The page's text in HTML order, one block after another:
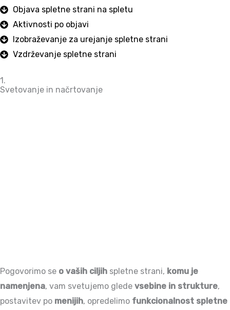
Objava spletne strani na spletu
Aktivnosti po objavi
Izobraževanje za urejanje spletne strani
Vzdrževanje spletne strani
1.
Svetovanje in načrtovanje
Pogovorimo se o vaših ciljih spletne strani, komu je
namenjena, vam svetujemo glede vsebine in strukture,
postavitev po menijih, opredelimo funkcionalnost spletne